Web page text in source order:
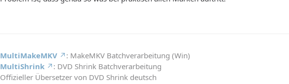
MultiMakeMKV
: MakeMKV Batchverarbeitung (Win)
MultiShrink
: DVD Shrink Batchverarbeitung
Offizieller Übersetzer von DVD Shrink deutsch